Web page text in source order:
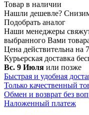
Товар в наличии
Нашли дешевле?
Подобрать аналог
Наши менеджеры
выбранного Вами
Цена действительна на
Курьерская доставка
Вс. 9 Июля или позже
Быстрая и удобная
Только качественный
Обмен и возврат без
Наложенный платеж